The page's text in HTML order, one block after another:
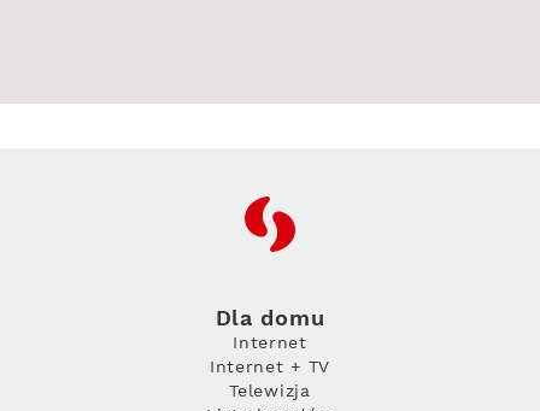
RFC
Dla domu
Internet
Internet + TV
Telewizja